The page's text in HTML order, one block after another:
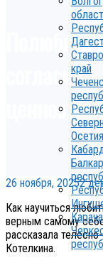
край
Осетия
согласии
26 ноября, 20252
Как научиться
верным самому
рассказала
Котелкина.